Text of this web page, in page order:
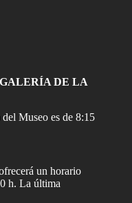
DE LA
Museo es de 8:15
un horario
h. La última